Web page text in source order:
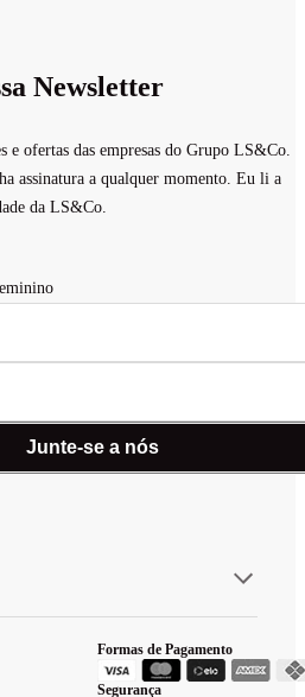
Newsletter
e ofertas das empresas do Grupo LS&Co.
assinatura a qualquer momento. Eu li a
da LS&Co.
Junte-se a nós
Formas de Pagamento
Segurança